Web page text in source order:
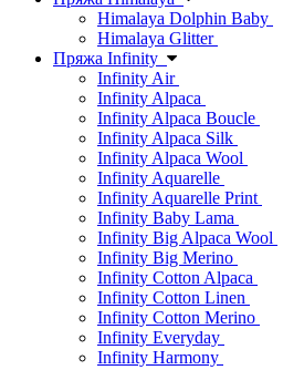
Himalaya Dolphin Baby
Himalaya Glitter
Пряжа Infinity
Infinity Air
Infinity Alpaca
Infinity Alpaca Boucle
Infinity Alpaca Silk
Infinity Alpaca Wool
Infinity Aquarelle
Infinity Aquarelle Print
Infinity Baby Lama
Infinity Big Alpaca Wool
Infinity Big Merino
Infinity Cotton Alpaca
Infinity Cotton Linen
Infinity Cotton Merino
Infinity Everyday
Infinity Harmony